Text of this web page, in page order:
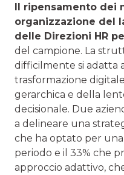
Il ripensamento dei
organizzazione del
delle Direzioni HR
del campione. La
difficilmente si adatta
trasformazione
gerarchica e della
decisionale. Due
a delineare una
che ha optato per
periodo e il 33% che
approccio adattivo,